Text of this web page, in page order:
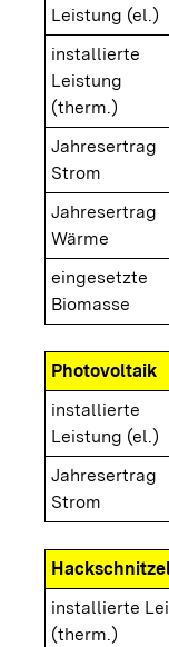
Leistung (el.)
installierte
Leistung
(therm.)
Jahresertrag
Strom
Jahresertrag
Wärme
eingesetzte
Biomasse
Photovoltaik
installierte
Leistung (el.)
Jahresertrag
Strom
installierte
(therm.)